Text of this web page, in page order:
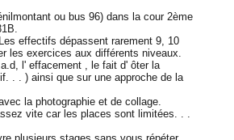
ou bus 96) dans la cour 2ème
effectifs dépassent rarement 9, 10
les exercices aux différents niveaux.
l' effacement , le fait d' ôter la
. . ) ainsi que sur une approche de la
la photographie et de collage.
vite car les places sont limitées. . .